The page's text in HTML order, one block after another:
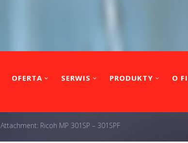
OFERTA SERWIS PRODUKTY O
Attachment: Ricoh MP 301SP – 301SPF